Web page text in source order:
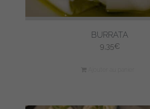
BURRATA
9,35€